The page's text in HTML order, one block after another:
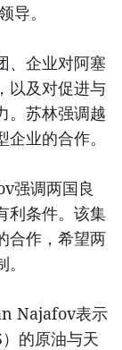
导。
、企业对阿塞
以及对促进与
。苏林强调越
业的合作。
强调两国良
利条件。该集
合作，希望两
Najafov表示
的原油与天